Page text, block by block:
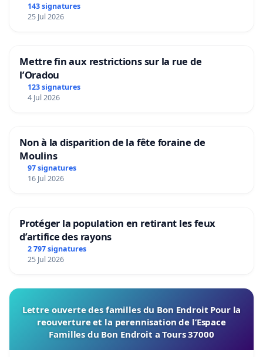
143 signatures
25 Jul 2026
Mettre fin aux restrictions sur la rue de
l’Oradou
123 signatures
4 Jul 2026
Non à la disparition de la fête foraine de
Moulins
97 signatures
16 Jul 2026
Protéger la population en retirant les feux
d’artifice des rayons
2 797 signatures
25 Jul 2026
Lettre ouverte des familles du Bon Endroit Pour la
reouverture et la perennisation de l’Espace
Familles du Bon Endroit a Tours 37000